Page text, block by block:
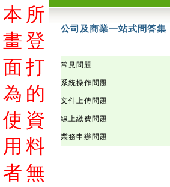
本
本
本
本
本
本
本
本
本
本
本
本
本
本
本
本
本
本
本
本
本
本
本
本
本
本
本
本
本
本
本
本
本
本
本
本
本
本
本
本
本
本
本
本
本
本
本